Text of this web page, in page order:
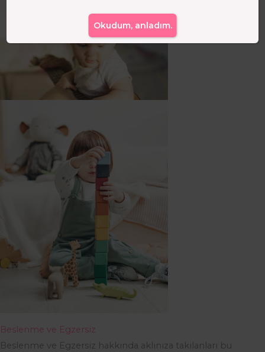
Beslenme ve Egzersiz
Beslenme ve Egzersiz hakkında aklınıza takılanları bu
Okudum, anladım.